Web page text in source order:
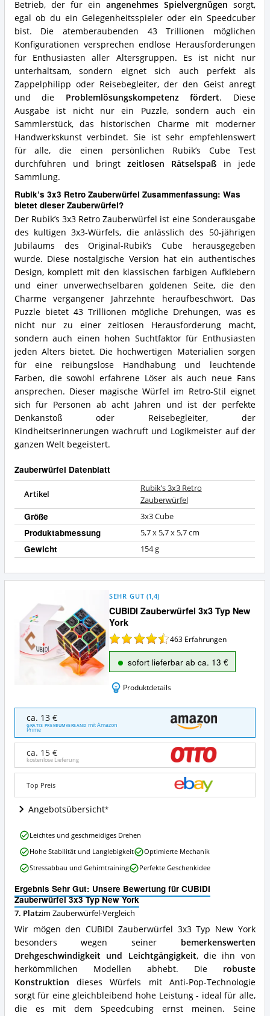
Betrieb, der für ein angenehmes Spielvergnügen sorgt,
egal ob du ein Gelegenheitsspieler oder ein Speedcuber
bist. Die atemberaubenden 43 Trillionen möglichen
Konfigurationen versprechen endlose Herausforderungen
für Enthusiasten aller Altersgruppen. Es ist nicht nur
unterhaltsam, sondern eignet sich auch perfekt als
Zappelphilipp oder Reisebegleiter, der den Geist anregt
und die Problemlösungskompetenz fördert. Diese
Ausgabe ist nicht nur ein Puzzle, sondern auch ein
Sammlerstück, das historischen Charme mit moderner
Handwerkskunst verbindet. Sie ist sehr empfehlenswert
für alle, die einen persönlichen Rubik’s Cube Test
durchführen und bringtzeitlosen Rätselspaß in jede
Sammlung.
Rubik’s 3x3 Retro Zauberwürfel Zusammenfassung: Was
bietet dieser Zauberwürfel?
Der Rubik’s 3x3 Retro Zauberwürfel ist eine Sonderausgabe
des kultigen 3x3-Würfels, die anlässlich des 50-jährigen
Jubiläums des Original-Rubik’s Cube herausgegeben
wurde. Diese nostalgische Version hat ein authentisches
Design, komplett mit den klassischen farbigen Aufklebern
und einer unverwechselbaren goldenen Seite, die den
Charme vergangener Jahrzehnte heraufbeschwört. Das
Puzzle bietet 43 Trillionen mögliche Drehungen, was es
nicht nur zu einer zeitlosen Herausforderung macht,
sondern auch einen hohen Suchtfaktor für Enthusiasten
jeden Alters bietet. Die hochwertigen Materialien sorgen
für eine reibungslose Handhabung und leuchtende
Farben, die sowohl erfahrene Löser als auch neue Fans
ansprechen. Dieser magische Würfel im Retro-Stil eignet
sich für Personen ab acht Jahren und ist der perfekte
Denkanstoß oder Reisebegleiter, der
Kindheitserinnerungen wachruft und Logikmeister auf der
ganzen Welt begeistert.
Zauberwürfel Datenblatt
Artikel
Rubik’s 3x3 Retro
Zauberwürfel
Größe 3x3 Cube
Produktabmessung 5,7 x 5,7 x 5,7 cm
Gewicht 154 g
CUBIDI Zauberwürfel 3x3 Typ New
York
SEHR GUT (1,4)
463 Erfahrungen
sofort lieferbar ab ca. 13 €
Produktdetails
CUBIDI
Zauberwürfel
3x3
Typ
New
York
Angebote:
ist
dieser
erhältlich?
ca. 13 €
GRATIS PREMIUMVERSAND mit Amazon
Prime
ca. 15 €
kostenlose Lieferung
Top Preis
Angebotsübersicht
Ergebnis Sehr Gut: Unsere Bewertung für CUBIDI
Zauberwürfel 3x3 Typ New York
7. Platzim Zauberwürfel-Vergleich
Wir mögen den CUBIDI Zauberwürfel 3x3 Typ New York
besonders wegen seiner
bemerkenswerten
Drehgeschwindigkeit und Leichtgängigkeit, die ihn von
herkömmlichen Modellen abhebt. Die robuste
Konstruktion dieses Würfels mit Anti-Pop-Technologie
sorgt für eine gleichbleibend hohe Leistung - ideal für alle,
die es mit dem Speedcubing ernst meinen. Seine
CUBIDI
Zauberwürfel
3x3
Typ
New
York
Vorteile:
Was
spricht
für
diesen
Zauberwürfel?
Leichtes und geschmeidiges Drehen
Hohe Stabilität und Langlebigkeit
Optimierte Mechanik
Stressabbau und Gehirntraining
Perfekte Geschenkidee